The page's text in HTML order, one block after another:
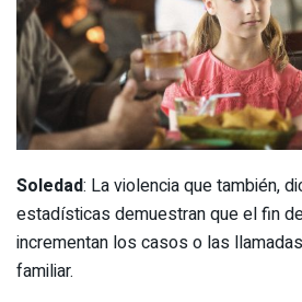
Soledad: La violencia que también,
estadísticas demuestran que el fin
incrementan los casos o las
familiar.